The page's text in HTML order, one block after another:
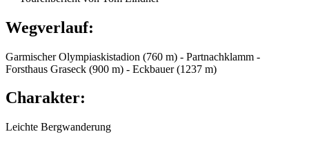
Wegverlauf:
Garmischer Olympiaskistadion (760 m) - Partnachklamm -
Forsthaus Graseck (900 m) - Eckbauer (1237 m)
Charakter:
Leichte Bergwanderung